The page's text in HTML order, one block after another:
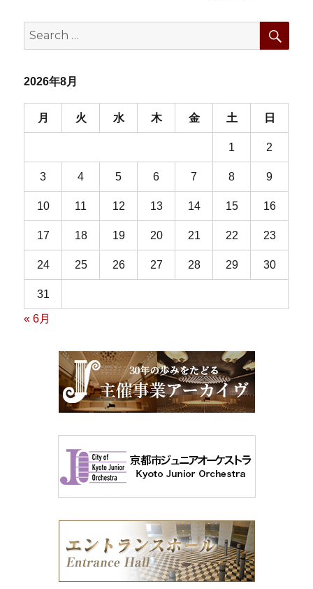
ン
Search
for:
2026年8月
月 火 水 木 金 土 日
1 2
3 4 5 6 7 8 9
10 11 12 13 14 15 16
17 18 19 20 21 22 23
24 25 26 27 28 29 30
31
« 6月